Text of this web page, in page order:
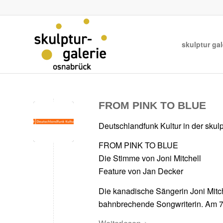
skulptur
FROM PINK TO BLUE
Deutschlandfunk Kultur in der
FROM PINK TO BLUE
Die Stimme von Joni Mitchell
Feature von Jan Decker
Die kanadische Sängerin Joni
bahnbrechende Songwriterin. Am